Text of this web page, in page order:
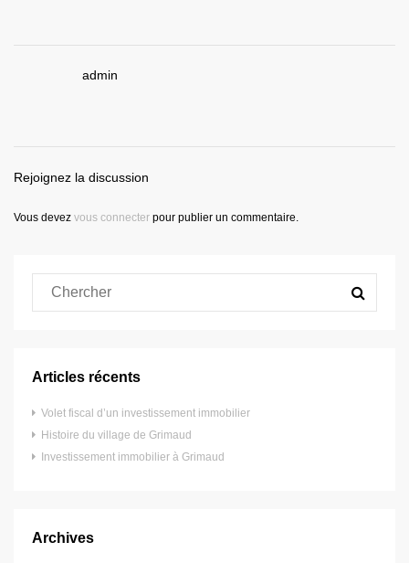
admin
Rejoignez la discussion
Vous devez vous connecter pour publier un commentaire.
Articles récents
Volet fiscal d’un investissement immobilier
Histoire du village de Grimaud
Investissement immobilier à Grimaud
Archives